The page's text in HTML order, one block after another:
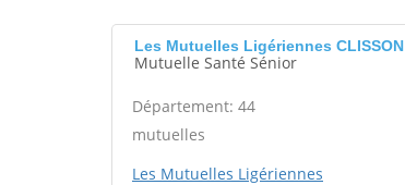
Les Mutuelles Ligériennes CLISSON
Mutuelle Santé Sénior
Département: 44
mutuelles
Les Mutuelles Ligériennes